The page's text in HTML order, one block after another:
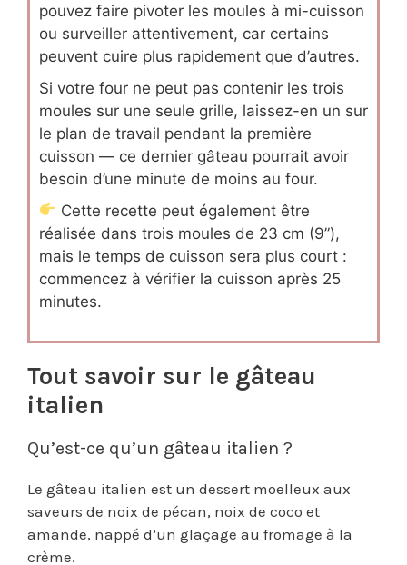
pouvez faire pivoter les moules à mi-cuisson
ou surveiller attentivement, car certains
peuvent cuire plus rapidement que d’autres.
Si votre four ne peut pas contenir les trois
moules sur une seule grille, laissez-en un sur
le plan de travail pendant la première
cuisson — ce dernier gâteau pourrait avoir
besoin d’une minute de moins au four.
Cette recette peut également être
réalisée dans trois moules de 23 cm (9”),
mais le temps de cuisson sera plus court :
commencez à vérifier la cuisson après 25
minutes.
Tout savoir sur le gâteau
italien
Qu’est-ce qu’un gâteau italien ?
Le gâteau italien est un dessert moelleux aux
saveurs de noix de pécan, noix de coco et
amande, nappé d’un glaçage au fromage à la
crème.